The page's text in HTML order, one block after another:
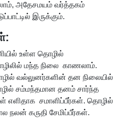
அதேசமயம் வர்த்தகம்
இருக்கும்.
உள்ள தொழில்
மந்த நிலை காணலாம்.
வல்லுனர்களின் தன நிலையில்
சம்மந்தமான தனம் சார்ந்த
சமாளிப்பீர்கள். தொழில்
நலன் கருதி சேமிப்பீர்கள்.